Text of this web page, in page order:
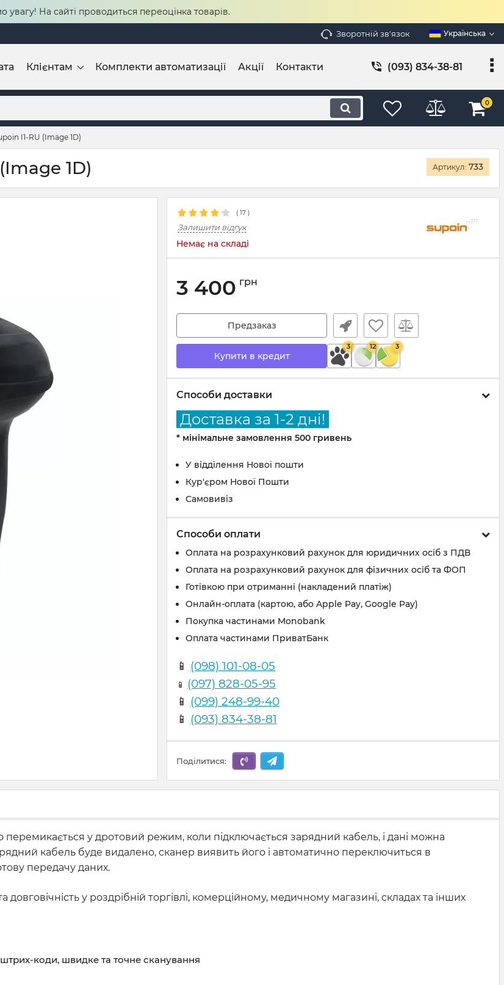
увагу! На сайті проводиться переоцінка товарів.
Зворотній зв'язок Українська
Клієнтам Комплекти автоматизації Акції Контакти (093) 834-38-81
0
I1-RU (Image 1D)
1D) Артикул: 733
( 17 )
Залишити відгук
Немає на складі
3 400 грн
Предзаказ
Купити в кредит
3 12 3
Способи доставки
Доставка за 1-2 дні!
* мінімальне замовлення 500 гривень
У відділення Нової пошти
Кур'єром Нової Пошти
Самовивіз
Способи оплати
Оплата на розрахунковий рахунок для юридичних осіб з ПДВ
Оплата на розрахунковий рахунок для фізичних осіб та ФОП
Готівкою при отриманні (накладений платіж)
Онлайн-оплата (картою, або Apple Pay, Google Pay)
Покупка частинами Monobank
Оплата частинами ПриватБанк
📱 (098) 101-08-05
📱
(097) 828-05-95
📱 (099) 248-99-40
📱 (093) 834-38-81
Поділитися:
у дротовий режим, коли підключається зарядний кабель, і дані можна
кабель буде видалено, сканер виявить його і автоматично переключиться в
передачу даних.
довговічність у роздрібній торгівлі, комерційному, медичному магазині, складах та інших
штрих-коди, швидке та точне сканування